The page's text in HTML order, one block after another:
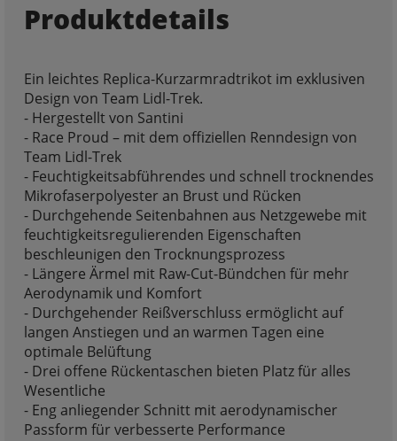
Produktdetails
Ein leichtes Replica-Kurzarmradtrikot im exklusiven
Design von Team Lidl-Trek.
- Hergestellt von Santini
- Race Proud – mit dem offiziellen Renndesign von
Team Lidl-Trek
- Feuchtigkeitsabführendes und schnell trocknendes
Mikrofaserpolyester an Brust und Rücken
- Durchgehende Seitenbahnen aus Netzgewebe mit
feuchtigkeitsregulierenden Eigenschaften
beschleunigen den Trocknungsprozess
- Längere Ärmel mit Raw-Cut-Bündchen für mehr
Aerodynamik und Komfort
- Durchgehender Reißverschluss ermöglicht auf
langen Anstiegen und an warmen Tagen eine
optimale Belüftung
- Drei offene Rückentaschen bieten Platz für alles
Wesentliche
- Eng anliegender Schnitt mit aerodynamischer
Passform für verbesserte Performance